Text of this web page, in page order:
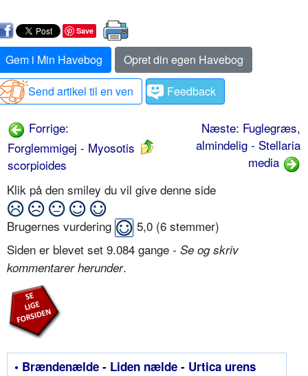
Save
Gem i Min Havebog
Opret din egen Havebog
Send artikel til en ven
Feedback
Forrige:
Forglemmigej - Myosotis
scorpioides
Næste: Fuglegræs,
almindelig - Stellaria
media
Klik på den smiley du vil give denne side
Brugernes vurdering 5,0 (6 stemmer)
Siden er blevet set 9.084 gange - Se og skriv
kommentarer herunder.
• Brændenælde - Liden nælde - Urtica urens